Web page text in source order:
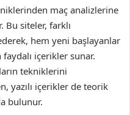
maç analizlerine
siteler, farklı
hem yeni başlayanlar
içerikler sunar.
tekniklerini
yazılı içerikler de teorik
bulunur.